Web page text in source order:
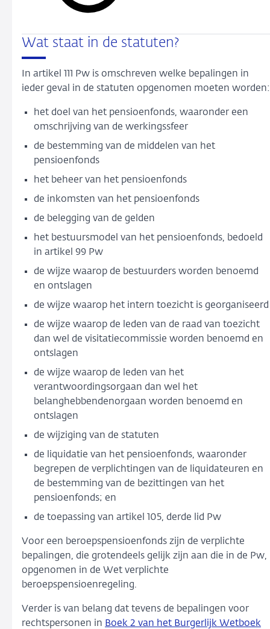
Wat staat in de statuten?
In artikel 111 Pw is omschreven welke bepalingen in
ieder geval in de statuten opgenomen moeten worden:
het doel van het pensioenfonds, waaronder een
omschrijving van de werkingssfeer
de bestemming van de middelen van het
pensioenfonds
het beheer van het pensioenfonds
de inkomsten van het pensioenfonds
de belegging van de gelden
het bestuursmodel van het pensioenfonds, bedoeld
in artikel 99 Pw
de wijze waarop de bestuurders worden benoemd
en ontslagen
de wijze waarop het intern toezicht is georganiseerd
de wijze waarop de leden van de raad van toezicht
dan wel de visitatiecommissie worden benoemd en
ontslagen
de wijze waarop de leden van het
verantwoordingsorgaan dan wel het
belanghebbendenorgaan worden benoemd en
ontslagen
de wijziging van de statuten
de liquidatie van het pensioenfonds, waaronder
begrepen de verplichtingen van de liquidateuren en
de bestemming van de bezittingen van het
pensioenfonds; en
de toepassing van artikel 105, derde lid Pw
Voor een beroepspensioenfonds zijn de verplichte
bepalingen, die grotendeels gelijk zijn aan die in de Pw,
opgenomen in de Wet verplichte
beroepspensioenregeling.
Verder is van belang dat tevens de bepalingen voor
rechtspersonen in Boek 2 van het Burgerlijk Wetboek